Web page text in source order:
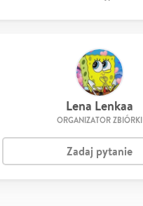
Lena Lenkaa
ORGANIZATOR ZBIÓRKI
Zadaj pytanie